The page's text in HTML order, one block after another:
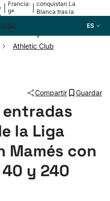
Francia:
9ª
conquistan La
Blanca tras la
II
ES
Athletic Club
Compartir Guardar
la Liga
Mamés con
y 240